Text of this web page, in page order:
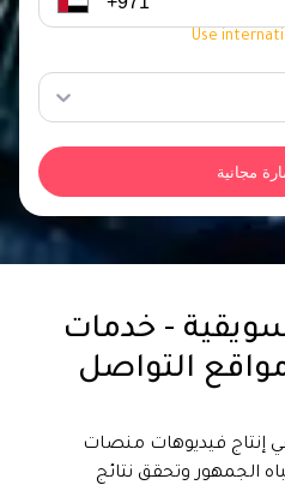
Use
مجانية
- خدمات
التواصل
إنتاج فيديوهات منصات
الجمهور وتحقق نتائج